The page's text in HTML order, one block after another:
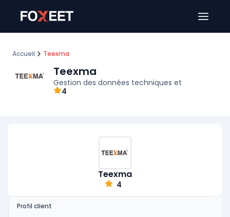
Accueil Teexma
Teexma
Gestion des données techniques et
4
Teexma
4
Profil client